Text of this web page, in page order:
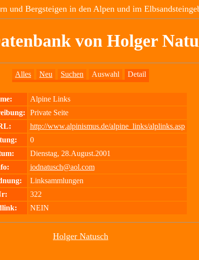
und Bergsteigen in den Alpen und im
von Holger
Alles Neu Suchen Auswahl Detail
Alpine Links
Private Seite
http://www.alpinismus.de/alpine_links/alplinks.asp
0
Dienstag, 28.August.2001
iodnatusch@aol.com
Linksammlungen
322
NEIN
Holger Natusch